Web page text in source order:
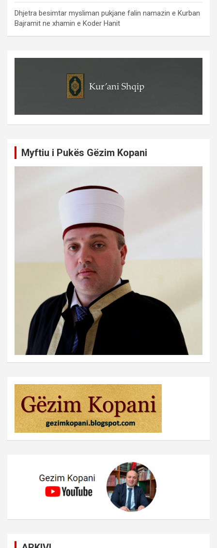
Dhjetra besimtar mysliman pukjane falin namazin e Kurban
Bajramit ne xhamin e Koder Hanit
Myftiu i Pukës Gëzim Kopani